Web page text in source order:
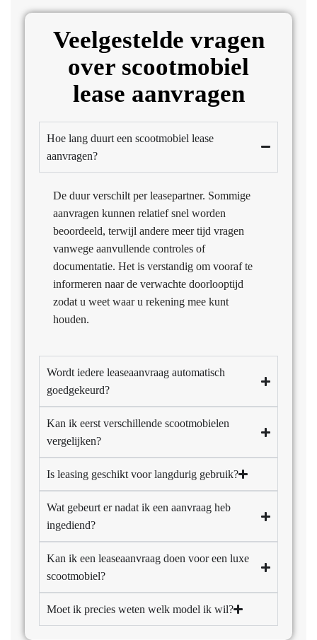
Veelgestelde vragen
over scootmobiel
lease aanvragen
Hoe lang duurt een scootmobiel lease
aanvragen?
De duur verschilt per leasepartner. Sommige
aanvragen kunnen relatief snel worden
beoordeeld, terwijl andere meer tijd vragen
vanwege aanvullende controles of
documentatie. Het is verstandig om vooraf te
informeren naar de verwachte doorlooptijd
zodat u weet waar u rekening mee kunt
houden.
Wordt iedere leaseaanvraag automatisch
goedgekeurd?
Kan ik eerst verschillende scootmobielen
vergelijken?
Is leasing geschikt voor langdurig gebruik?
Wat gebeurt er nadat ik een aanvraag heb
ingediend?
Kan ik een leaseaanvraag doen voor een luxe
scootmobiel?
Moet ik precies weten welk model ik wil?